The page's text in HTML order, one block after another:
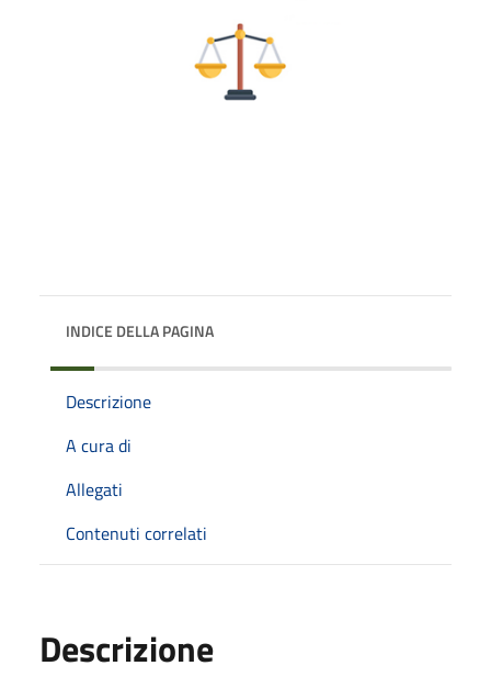
INDICE DELLA PAGINA
Descrizione
A cura di
Allegati
Contenuti correlati
Descrizione